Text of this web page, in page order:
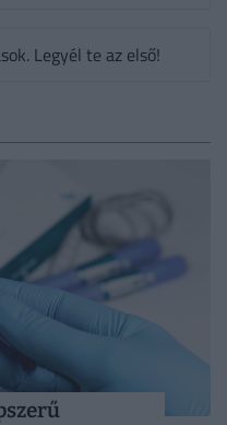
Legyél te az első!